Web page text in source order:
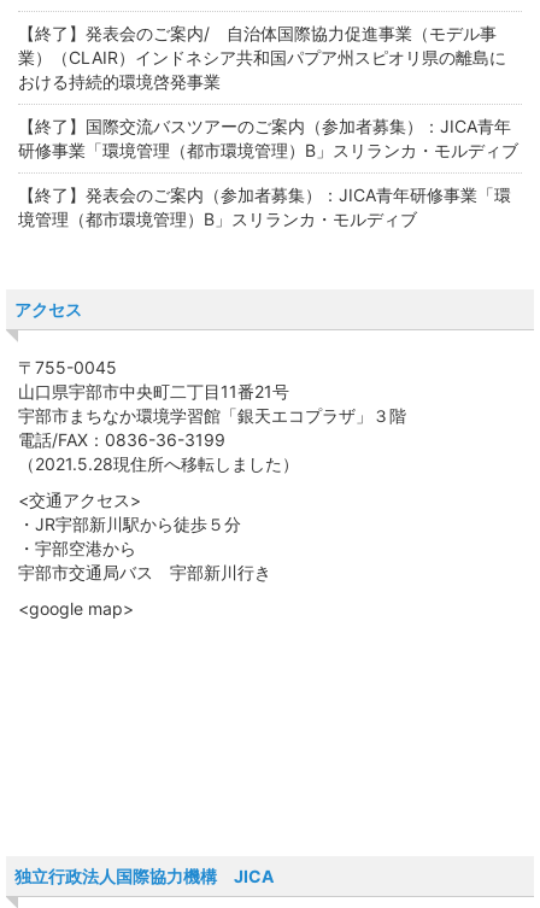
【終了】発表会のご案内/ 自治体国際協力促進事業（モデル事
業）（CLAIR）インドネシア共和国パプア州スピオリ県の離島に
おける持続的環境啓発事業
【終了】国際交流バスツアーのご案内（参加者募集）：JICA青年
研修事業「環境管理（都市環境管理）B」スリランカ・モルディブ
【終了】発表会のご案内（参加者募集）：JICA青年研修事業「環
境管理（都市環境管理）B」スリランカ・モルディブ
アクセス
〒755-0045
山口県宇部市中央町二丁目11番21号
宇部市まちなか環境学習館「銀天エコプラザ」３階
電話/FAX：0836-36-3199
（2021.5.28現住所へ移転しました）
<交通アクセス>
・JR宇部新川駅から徒歩５分
・宇部空港から
宇部市交通局バス 宇部新川行き
<google map>
独立行政法人国際協力機構 JICA